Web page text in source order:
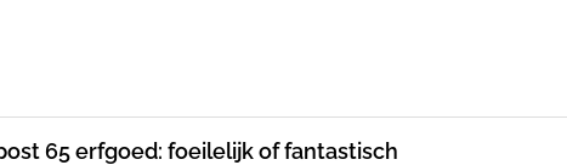
65 erfgoed: foeilelijk of fantastisch